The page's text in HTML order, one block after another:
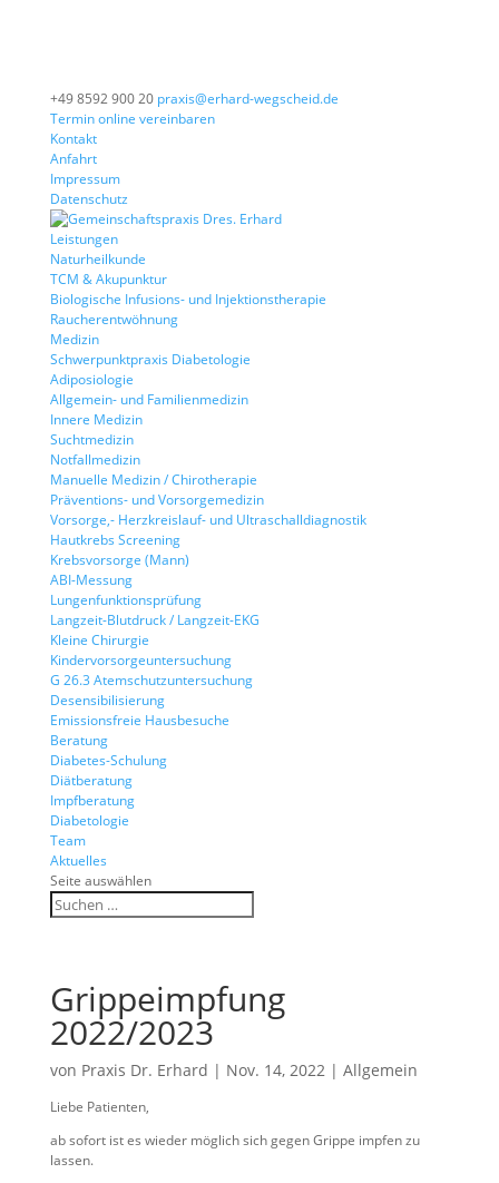
+49 8592 900 20 praxis@erhard-wegscheid.de
Termin online vereinbaren
Kontakt
Anfahrt
Impressum
Datenschutz
Leistungen
Naturheilkunde
TCM & Akupunktur
Biologische Infusions- und Injektionstherapie
Raucherentwöhnung
Medizin
Schwerpunktpraxis Diabetologie
Adiposiologie
Allgemein- und Familienmedizin
Innere Medizin
Suchtmedizin
Notfallmedizin
Manuelle Medizin / Chirotherapie
Präventions- und Vorsorgemedizin
Vorsorge,- Herzkreislauf- und Ultraschalldiagnostik
Hautkrebs Screening
Krebsvorsorge (Mann)
ABI-Messung
Lungenfunktionsprüfung
Langzeit-Blutdruck / Langzeit-EKG
Kleine Chirurgie
Kindervorsorgeuntersuchung
G 26.3 Atemschutzuntersuchung
Desensibilisierung
Emissionsfreie Hausbesuche
Beratung
Diabetes-Schulung
Diätberatung
Impfberatung
Diabetologie
Team
Aktuelles
Seite auswählen
Grippeimpfung
2022/2023
von Praxis Dr. Erhard | Nov. 14, 2022| Allgemein
Liebe Patienten,
ab sofort ist es wieder möglich sich gegen Grippe impfen zu
lassen.